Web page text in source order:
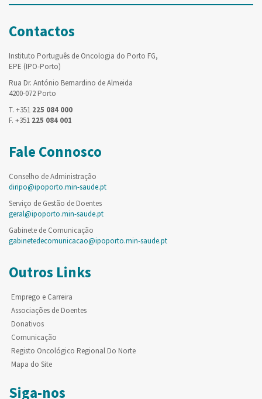
Contactos
Instituto Português de Oncologia do Porto FG,
EPE (IPO-Porto)
Rua Dr. António Bernardino de Almeida
4200-072 Porto
T. +351 225 084 000
F. +351 225 084 001
Fale Connosco
Conselho de Administração
diripo@ipoporto.min-saude.pt
Serviço de Gestão de Doentes
geral@ipoporto.min-saude.pt
Gabinete de Comunicação
gabinetedecomunicacao@ipoporto.min-saude.pt
Outros Links
Emprego e Carreira
Associações de Doentes
Donativos
Comunicação
Registo Oncológico Regional Do Norte
Mapa do Site
Siga-nos